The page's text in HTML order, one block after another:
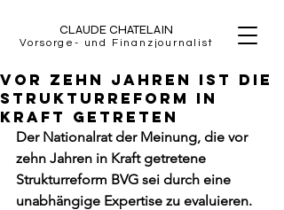
CLAUDE CHATELAIN
Vorsorge- und Finanzjournalist
Vor zehn Jahren ist die
Strukturreform in
Kraft getreten
Der Nationalrat der Meinung, die vor
zehn Jahren in Kraft getretene
Strukturreform BVG sei durch eine
unabhängige Expertise zu evaluieren.